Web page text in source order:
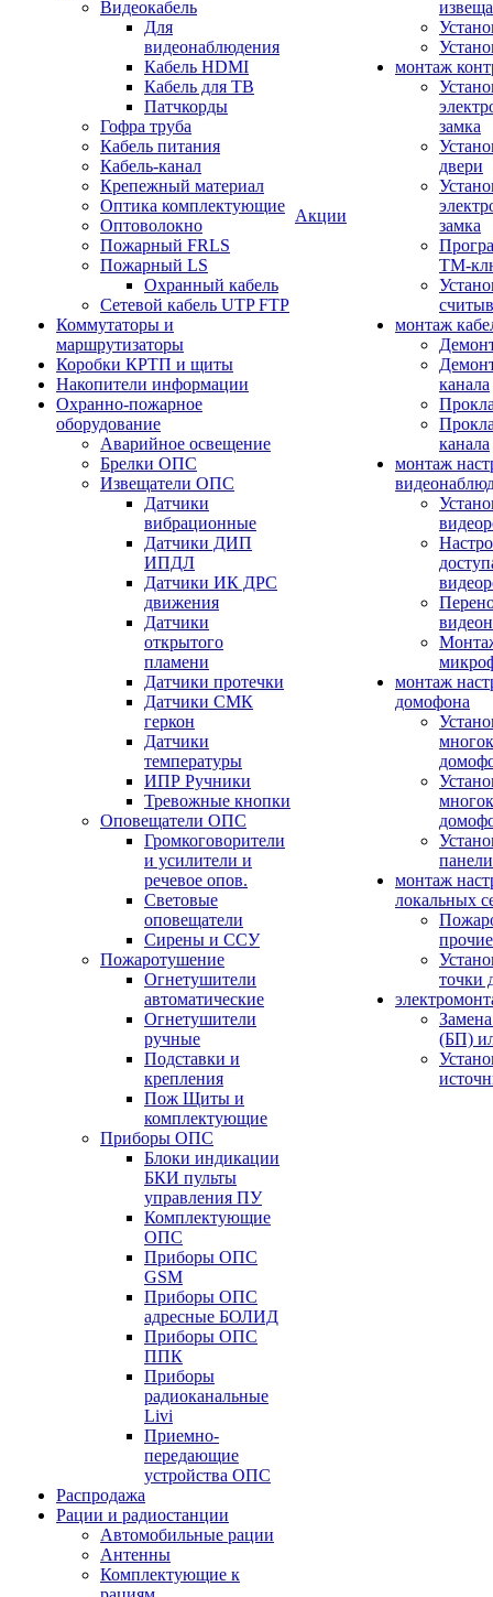
Видеокабель
Для
видеонаблюдения
Кабель HDMI
Кабель для ТВ
Патчкорды
Гофра труба
Кабель питания
Кабель-канал
Крепежный материал
Оптика комплектующие
Оптоволокно
Пожарный FRLS
Пожарный LS
Охранный кабель
Сетевой кабель UTP FTP
Коммутаторы и
маршрутизаторы
Коробки КРТП и щиты
Накопители информации
Охранно-пожарное
оборудование
Аварийное освещение
Брелки ОПС
Извещатели ОПС
Датчики
вибрационные
Датчики ДИП
ИПДЛ
Датчики ИК ДРС
движения
Датчики
открытого
пламени
Датчики протечки
Датчики СМК
геркон
Датчики
температуры
ИПР Ручники
Тревожные кнопки
Оповещатели ОПС
Громкоговорители
и усилители и
речевое опов.
Световые
оповещатели
Сирены и ССУ
Пожаротушение
Огнетушители
автоматические
Огнетушители
ручные
Подставки и
крепления
Пож Щиты и
комплектующие
Приборы ОПС
Блоки индикации
БКИ пульты
управления ПУ
Комплектующие
ОПС
Приборы ОПС
GSM
Приборы ОПС
адресные БОЛИД
Приборы ОПС
ППК
Приборы
радиоканальные
Livi
Приемно-
передающие
устройства ОПС
Распродажа
Рации и радиостанции
Автомобильные рации
Антенны
Комплектующие к
Акции
монтаж
замка
двери
замка
ТМ-
монтаж
канала
канала
монтаж
монтаж
домофона
панели
монтаж
локальных
точки
(БП)